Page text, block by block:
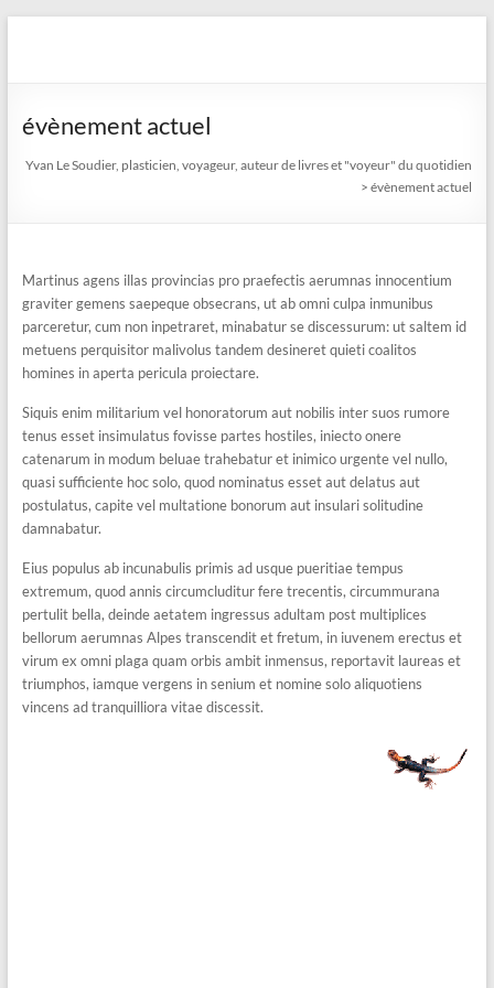
voyageur, auteur de livres
et "voyeur" du quotidien
évènement actuel
Yvan Le Soudier, plasticien, voyageur, auteur de livres et "voyeur" du quotidien
>évènement actuel
Martinus agens illas provincias pro praefectis aerumnas innocentium
graviter gemens saepeque obsecrans, ut ab omni culpa inmunibus
parceretur, cum non inpetraret, minabatur se discessurum: ut saltem id
metuens perquisitor malivolus tandem desineret quieti coalitos
homines in aperta pericula proiectare.
Siquis enim militarium vel honoratorum aut nobilis inter suos rumore
tenus esset insimulatus fovisse partes hostiles, iniecto onere
catenarum in modum beluae trahebatur et inimico urgente vel nullo,
quasi sufficiente hoc solo, quod nominatus esset aut delatus aut
postulatus, capite vel multatione bonorum aut insulari solitudine
damnabatur.
Eius populus ab incunabulis primis ad usque pueritiae tempus
extremum, quod annis circumcluditur fere trecentis, circummurana
pertulit bella, deinde aetatem ingressus adultam post multiplices
bellorum aerumnas Alpes transcendit et fretum, in iuvenem erectus et
virum ex omni plaga quam orbis ambit inmensus, reportavit laureas et
triumphos, iamque vergens in senium et nomine solo aliquotiens
vincens ad tranquilliora vitae discessit.